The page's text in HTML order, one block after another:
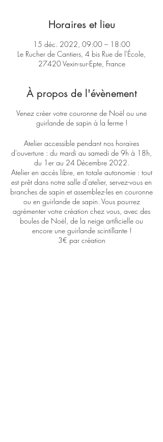
Horaires et lieu
15 déc. 2022, 09:00 – 18:00
Le Rucher de Cantiers, 4 bis Rue de l'École,
27420 Vexin-sur-Epte, France
À propos de l'évènement
Venez créer votre couronne de Noël ou une
guirlande de sapin à la ferme !
Atelier accessible pendant nos horaires
d'ouverture : du mardi au samedi de 9h à 18h,
du 1er au 24 Décembre 2022.
Atelier en accès libre, en totale autonomie : tout
est prêt dans notre salle d'atelier, servez-vous en
branches de sapin et assemblez-les en couronne
ou en guirlande de sapin. Vous pourrez
agrémenter votre création chez vous, avec des
boules de Noël, de la neige artificielle ou
encore une guirlande scintillante !
3€ par création